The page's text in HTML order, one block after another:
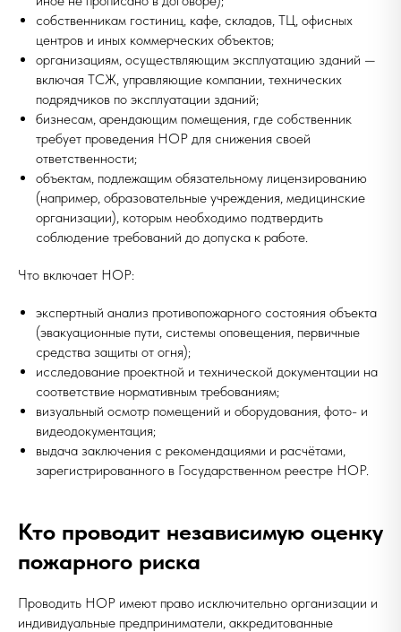
собственникам гостиниц, кафе, складов, ТЦ, офисных
центров и иных коммерческих объектов;
организациям, осуществляющим эксплуатацию зданий —
включая ТСЖ, управляющие компании, технических
подрядчиков по эксплуатации зданий;
бизнесам, арендающим помещения, где собственник
требует проведения НОР для снижения своей
ответственности;
объектам, подлежащим обязательному лицензированию
(например, образовательные учреждения, медицинские
организации), которым необходимо подтвердить
соблюдение требований до допуска к работе.
Что включает НОР:
экспертный анализ противопожарного состояния объекта
(эвакуационные пути, системы оповещения, первичные
средства защиты от огня);
исследование проектной и технической документации на
соответствие нормативным требованиям;
визуальный осмотр помещений и оборудования, фото- и
видеодокументация;
выдача заключения с рекомендациями и расчётами,
зарегистрированного в Государственном реестре НОР.
Кто проводит независимую оценку
пожарного риска
Проводить НОР имеют право исключительно организации и
индивидуальные предприниматели, аккредитованные